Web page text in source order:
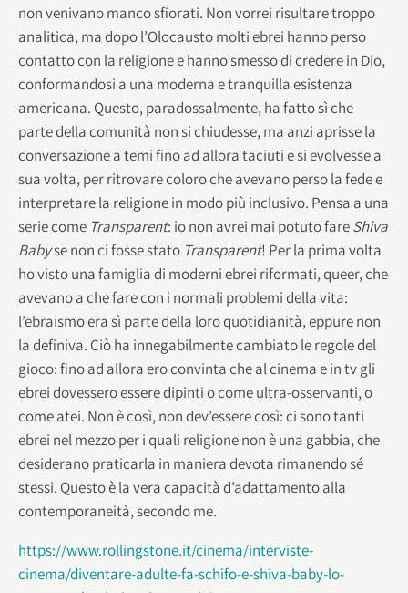
non venivano manco sfiorati. Non vorrei risultare troppo
analitica, ma dopo l’Olocausto molti ebrei hanno perso
contatto con la religione e hanno smesso di credere in Dio,
conformandosi a una moderna e tranquilla esistenza
americana. Questo, paradossalmente, ha fatto sì che
parte della comunità non si chiudesse, ma anzi aprisse la
conversazione a temi fino ad allora taciuti e si evolvesse a
sua volta, per ritrovare coloro che avevano perso la fede e
interpretare la religione in modo più inclusivo. Pensa a una
serie come Transparent: io non avrei mai potuto fareShiva
Babyse non ci fosse stato Transparent! Per la prima volta
ho visto una famiglia di moderni ebrei riformati, queer, che
avevano a che fare con i normali problemi della vita:
l’ebraismo era sì parte della loro quotidianità, eppure non
la definiva. Ciò ha innegabilmente cambiato le regole del
gioco: fino ad allora ero convinta che al cinema e in tv gli
ebrei dovessero essere dipinti o come ultra-osservanti, o
come atei. Non è così, non dev’essere così: ci sono tanti
ebrei nel mezzo per i quali religione non è una gabbia, che
desiderano praticarla in maniera devota rimanendo sé
stessi. Questo è la vera capacità d’adattamento alla
contemporaneità, secondo me.
https://www.rollingstone.it/cinema/interviste-
cinema/diventare-adulte-fa-schifo-e-shiva-baby-lo-